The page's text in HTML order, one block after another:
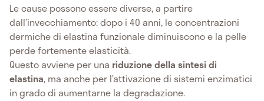
Le cause possono essere diverse, a partire
dall’invecchiamento: dopo i 40 anni, le concentrazioni
dermiche di elastina funzionale diminuiscono e la pelle
perde fortemente elasticità.
Questo avviene per una riduzione della sintesi di
elastina, ma anche per l’attivazione di sistemi enzimatici
in grado di aumentarne la degradazione.